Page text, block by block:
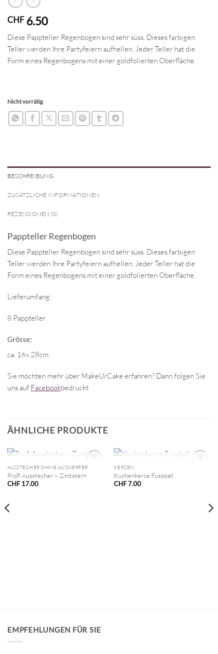
CHF 6.50
Diese Pappteller Regenbogen sind sehr süss. Dieses farbigen
Teller werden Ihre Partyfeiern aufhellen. Jeder Teller hat die
Form eines Regenbogens mit einer goldfolierten Oberfläche.
Nicht vorrätig
BESCHREIBUNG
ZUSÄTZLICHE INFORMATIONEN
REZENSIONEN (0)
Pappteller Regenbogen
Diese Pappteller Regenbogen sind sehr süss. Dieses farbigen
Teller werden Ihre Partyfeiern aufhellen. Jeder Teller hat die
Form eines Regenbogens mit einer goldfolierten Oberfläche.
Lieferumfang:
8 Pappteller
Grösse:
ca. 16x 28cm
Sie möchten mehr über MakeUrCake erfahren? Dann folgen Sie
uns auf Facebookbedruckt
ÄHNLICHE PRODUKTE
NICHT VORRÄTIG
AUSSTECHER OHNE AUSWERFER
Profi Ausstecher – Zimtstern
CHF17.00
NICHT VORRÄTIG
KERZEN
Kuchenkerze Fussball
CHF7.00
EMPFEHLUNGEN FÜR SIE